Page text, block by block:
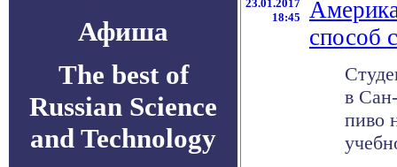
Афиша
The best of
Russian Science
and Technology
23.01.2017
18:45
способ
в
пиво